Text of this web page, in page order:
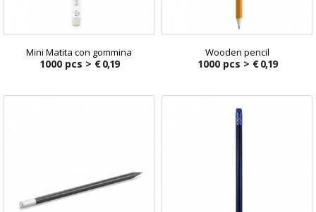
Mini Matita con gommina
1000 pcs > € 0,19
Wooden pencil
1000 pcs > € 0,19